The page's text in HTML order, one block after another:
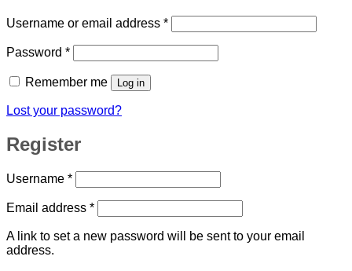
Username or email address *Required
Password *Required
Remember me Log in
Lost your password?
Register
Username *Required
Email address *Required
A link to set a new password will be sent to your email
address.